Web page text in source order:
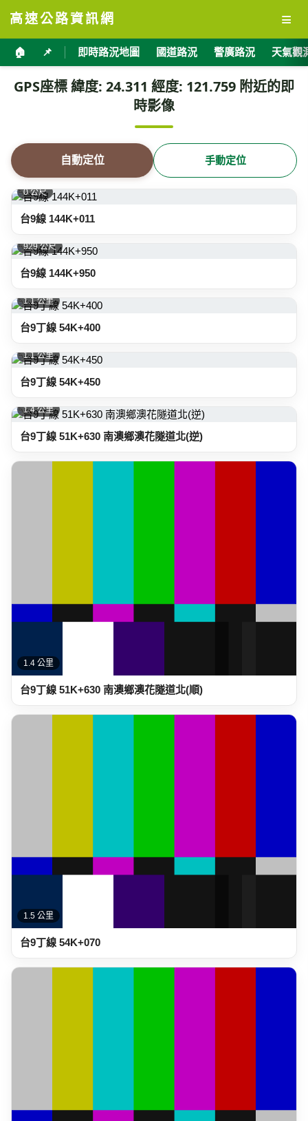
高速公路資訊網 ≡
🏠 📌 即時路況地圖 國道路況 警廣路況 天氣觀
GPS座標 緯度: 24.311 經度: 121.759 附近的即
時影像
自動定位 手動定位
0 公尺
台9線 144K+011
929 公尺
台9線 144K+950
1.1 公里
台9丁線 54K+400
1.1 公里
台9丁線 54K+450
1.4 公里
台9丁線 51K+630 南澳鄉澳花隧道北(逆)
1.4 公里
1.5 公里
1.5 公里